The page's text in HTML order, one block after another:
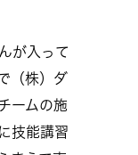
が入って
（株）ダ
ームの施
技能講習